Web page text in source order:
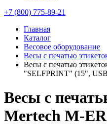
+7 (800) 775-89-21
Главная
Каталог
Весовое оборудование
Весы с печатью
Весы с печатью
"SELFPRINT" (15",
Весы с
Mertech M-